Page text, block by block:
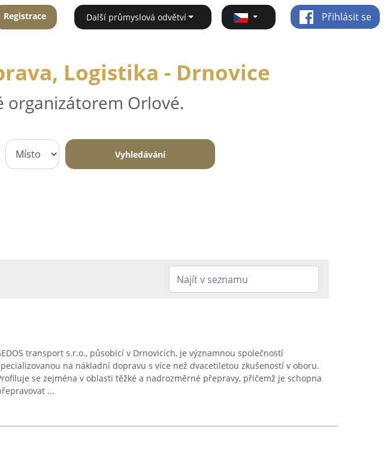
Registrace Další průmyslová odvětví Přihlásit se
Logistika - Drnovice
organizátorem Orlové.
Vyhledávání
transport s.r.o., působící v Drnovicích, je významnou společností
na nákladní dopravu s více než dvacetiletou zkušeností v oboru.
se zejména v oblasti těžké a nadrozměrné přepravy, přičemž je schopna
...